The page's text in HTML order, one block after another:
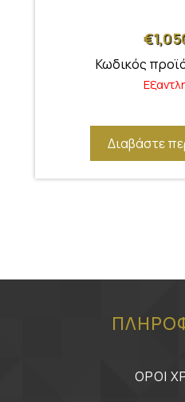
€
Κωδικός
Διαβάστε
ΟΡΟΙ